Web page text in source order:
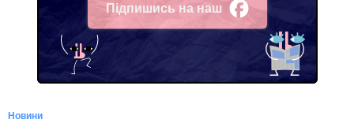
Підпишись на наш
Facebook
Новини